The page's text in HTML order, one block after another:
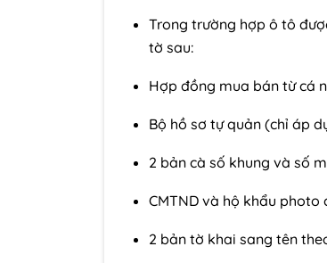
Trong trường hợp ô tô
tờ sau:
Hợp đồng mua bán từ cá
Bộ hồ sơ tự quản (chỉ áp
2 bản cà số khung và số
CMTND và hộ khẩu photo
2 bản tờ khai sang tên